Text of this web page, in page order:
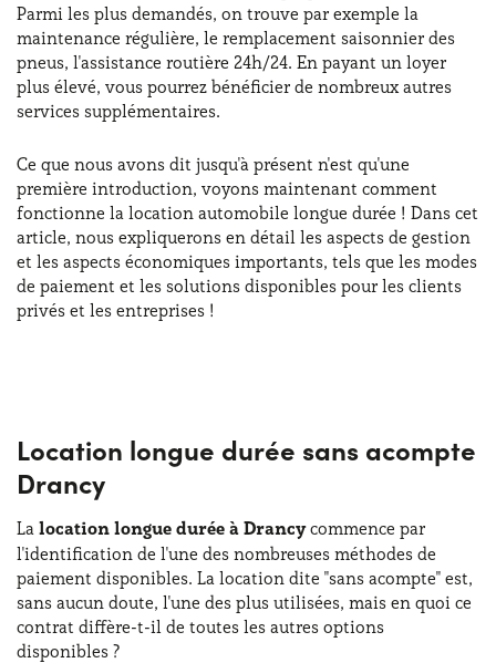
Parmi les plus demandés, on trouve par exemple la
maintenance régulière, le remplacement saisonnier des
pneus, l'assistance routière 24h/24. En payant un loyer
plus élevé, vous pourrez bénéficier de nombreux autres
services supplémentaires.
Ce que nous avons dit jusqu'à présent n'est qu'une
première introduction, voyons maintenant comment
fonctionne la location automobile longue durée ! Dans cet
article, nous expliquerons en détail les aspects de gestion
et les aspects économiques importants, tels que les modes
de paiement et les solutions disponibles pour les clients
privés et les entreprises !
Location longue durée sans acompte
Drancy
La location longue durée à Drancycommence par
l'identification de l'une des nombreuses méthodes de
paiement disponibles. La location dite "sans acompte" est,
sans aucun doute, l'une des plus utilisées, mais en quoi ce
contrat diffère-t-il de toutes les autres options
disponibles ?